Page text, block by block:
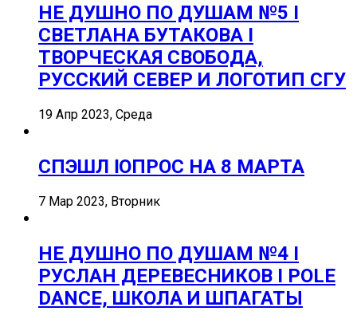
НЕ ДУШНО ПО ДУШАМ №5 I
СВЕТЛАНА БУТАКОВА I
ТВОРЧЕСКАЯ СВОБОДА,
РУССКИЙ СЕВЕР И ЛОГОТИП СГУ
19 Апр 2023, Среда
СПЭШЛ ӏ ОПРОС НА 8 МАРТА
7 Мар 2023, Вторник
НЕ ДУШНО ПО ДУШАМ №4 I
РУСЛАН ДЕРЕВЕСНИКОВ I POLE
DANCE, ШКОЛА И ШПАГАТЫ